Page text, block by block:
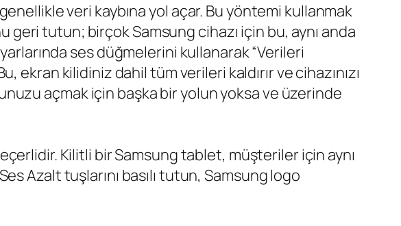
veri kaybına yol açar. Bu yöntemi kullanmak
geri tutun; birçok Samsung cihazı için bu, aynı anda
ses düğmelerini kullanarak “Verileri
ekran kilidiniz dahil tüm verileri kaldırır ve cihazınızı
açmak için başka bir yolun yoksa ve üzerinde
Kilitli bir Samsung tablet, müşteriler için aynı
Azalt tuşlarını basılı tutun, Samsung logo